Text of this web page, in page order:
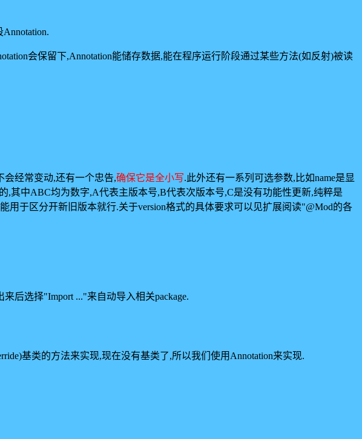
会保留下,Annotation能储存数据,能在程序运行阶段通过某些方法(如反射)被读
会经常变动,还有一个忠告,确保它是全小写.此外还有一系列可选参数,比如name是显
,其中ABC均为数字,A代表主版本号,B代表次版本号,C是没有功能性更新,纯粹是
于区分开新旧版本就行.关于version格式的具体要求可以见扩展阅读"@Mod的各
后选择"Import ..."来自动导入相关package.
基类的方法来实现,现在没有基类了,所以我们使用Annotation来实现.